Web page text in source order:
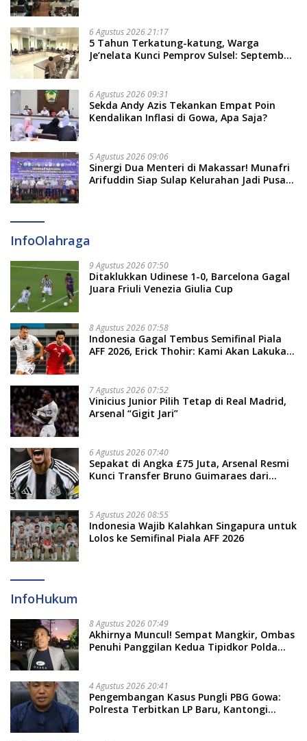
Soal Adat dan Adab
6 Agustus 2026 21:17
5 Tahun Terkatung-katung, Warga
Je’nelata Kunci Pemprov Sulsel: September
6 Agustus 2026 09:31
Sekda Andy Azis Tekankan Empat Poin
Kendalikan Inflasi di Gowa, Apa Saja?
5 Agustus 2026 09:06
Sinergi Dua Menteri di Makassar! Munafri
Arifuddin Siap Sulap Kelurahan Jadi Pusat
InfoOlahraga
9 Agustus 2026 07:50
Ditaklukkan Udinese 1-0, Barcelona Gagal
Juara Friuli Venezia Giulia Cup
8 Agustus 2026 07:58
Indonesia Gagal Tembus Semifinal Piala
AFF 2026, Erick Thohir: Kami Akan Lakukan
7 Agustus 2026 07:52
Vinicius Junior Pilih Tetap di Real Madrid,
Arsenal “Gigit Jari”
6 Agustus 2026 07:40
Sepakat di Angka £75 Juta, Arsenal Resmi
Kunci Transfer Bruno Guimaraes dari
5 Agustus 2026 08:55
Indonesia Wajib Kalahkan Singapura untuk
Lolos ke Semifinal Piala AFF 2026
InfoHukum
8 Agustus 2026 07:49
Akhirnya Muncul! Sempat Mangkir, Ombas
Penuhi Panggilan Kedua Tipidkor Polda
4 Agustus 2026 20:41
Pengembangan Kasus Pungli PBG Gowa:
Polresta Terbitkan LP Baru, Kantongi